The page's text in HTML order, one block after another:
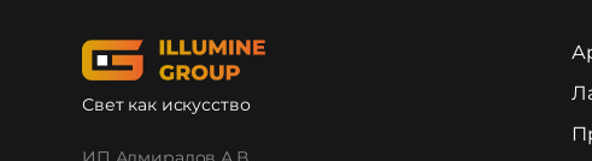
Свет как искусство